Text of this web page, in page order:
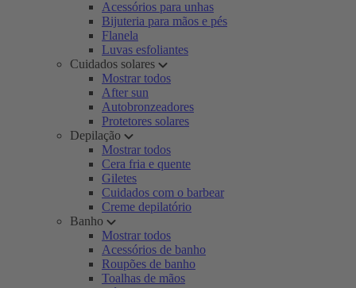
Acessórios para unhas
Bijuteria para mãos e pés
Flanela
Luvas esfoliantes
Cuidados solares
Mostrar todos
After sun
Autobronzeadores
Protetores solares
Depilação
Mostrar todos
Cera fria e quente
Giletes
Cuidados com o barbear
Creme depilatório
Banho
Mostrar todos
Acessórios de banho
Roupões de banho
Toalhas de mãos